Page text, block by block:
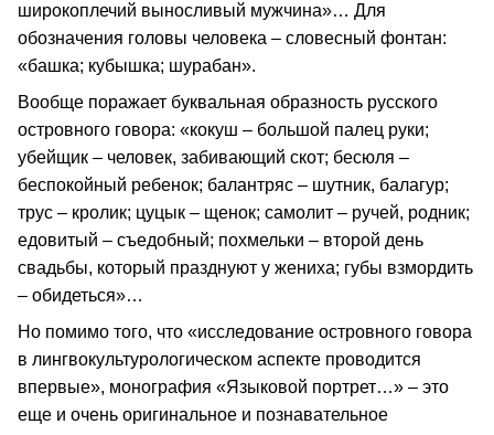
широкоплечий выносливый мужчина»… Для
обозначения головы человека – словесный фонтан:
«башка; кубышка; шурабан».
Вообще поражает буквальная образность русского
островного говора: «кокуш – большой палец руки;
убейщик – человек, забивающий скот; бесюля –
беспокойный ребенок; балантряс – шутник, балагур;
трус – кролик; цуцык – щенок; самолит – ручей, родник;
едовитый – съедобный; похмельки – второй день
свадьбы, который празднуют у жениха; губы взмордить
– обидеться»…
Но помимо того, что «исследование островного говора
в лингвокультурологическом аспекте проводится
впервые», монография «Языковой портрет…» – это
еще и очень оригинальное и познавательное